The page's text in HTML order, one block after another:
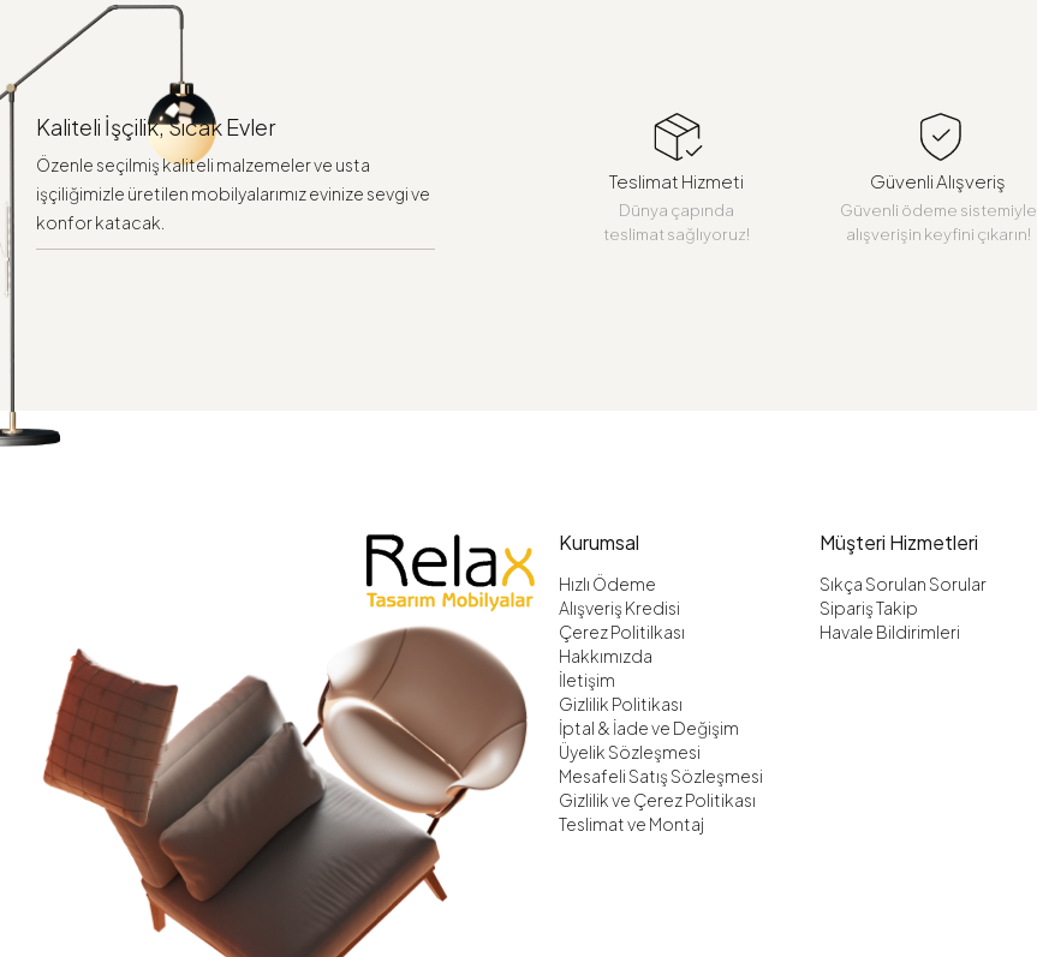
Kaliteli İşçilik, Sıcak Evler
Özenle seçilmiş kaliteli malzemeler ve usta
işçiliğimizle üretilen mobilyalarımız evinize sevgi ve
konfor katacak.
Teslimat Hizmeti
Dünya çapında
teslimat sağlıyoruz!
Güvenli Alışveriş
Güvenli ödeme sistemiyle
alışverişin keyfini çıkarın!
Kurumsal
Hızlı Ödeme
Alışveriş Kredisi
Çerez Politilkası
Hakkımızda
İletişim
Gizlilik Politikası
İptal & İade ve Değişim
Üyelik Sözleşmesi
Mesafeli Satış Sözleşmesi
Gizlilik ve Çerez Politikası
Teslimat ve Montaj
Müşteri Hizmetleri
Sıkça Sorulan Sorular
Sipariş Takip
Havale Bildirimleri